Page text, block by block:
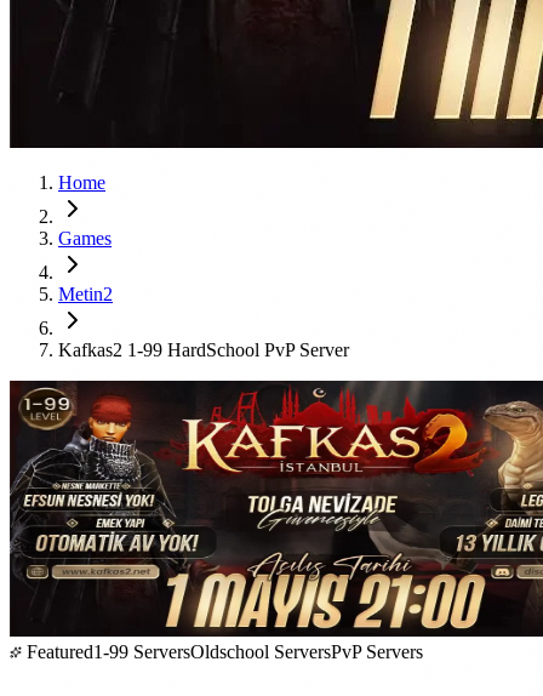
Home
Games
Metin2
Kafkas2 1-99 HardSchool PvP Server
Featured1-99 ServersOldschool ServersPvP Servers